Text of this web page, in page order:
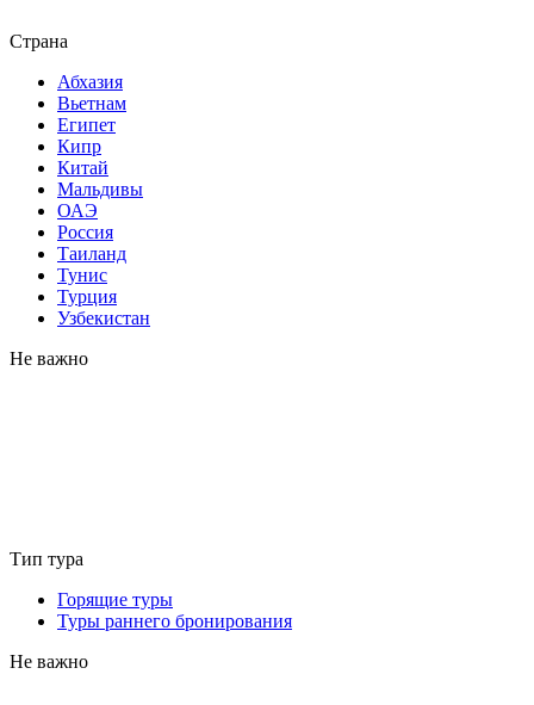
Страна
Абхазия
Вьетнам
Египет
Кипр
Китай
Мальдивы
ОАЭ
Россия
Таиланд
Тунис
Турция
Узбекистан
Не важно
Тип тура
Горящие туры
Туры раннего бронирования
Не важно